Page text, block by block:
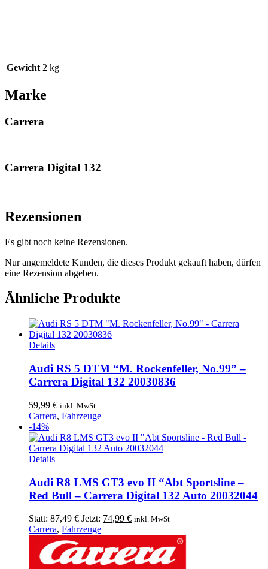
Gewicht 2 kg
Marke
Carrera
Carrera Digital 132
Rezensionen
Es gibt noch keine Rezensionen.
Nur angemeldete Kunden, die dieses Produkt gekauft haben, dürfen
eine Rezension abgeben.
Ähnliche Produkte
Details
Audi RS 5 DTM “M. Rockenfeller, No.99” –
Carrera Digital 132 20030836
59,99 € inkl. MwSt
Carrera, Fahrzeuge
-14%
Details
Audi R8 LMS GT3 evo II “Abt Sportsline –
Red Bull – Carrera Digital 132 Auto 20032044
Statt: 87,49€ Ursprünglicher
Preis
war:
87,49 €
Jetzt: 74,99 €Aktueller
74,99 €.
inkl. MwSt
Carrera, Fahrzeuge